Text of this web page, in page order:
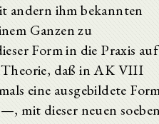
andern ihm bekannten
Ganzen zu
Form in die Praxis auf
Theorie, daß in AK VIII
eine ausgebildete
mit dieser neuen